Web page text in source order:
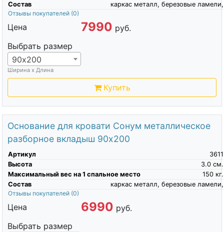
Состав
каркас металл, березовые ламели,
Отзывы покупателей (0)
Цена 7990 руб.
Выбрать размер
90х200
Ширина х Длина
Купить
Основание для кровати Сонум металлическое
разборное вкладыш 90х200
Артикул
3611
Высота
см.
3.0
Максимальный вес на 1 спальное место
кг.
150
Состав
каркас металл, березовые ламели,
Отзывы покупателей (0)
Цена 6990 руб.
Выбрать размер